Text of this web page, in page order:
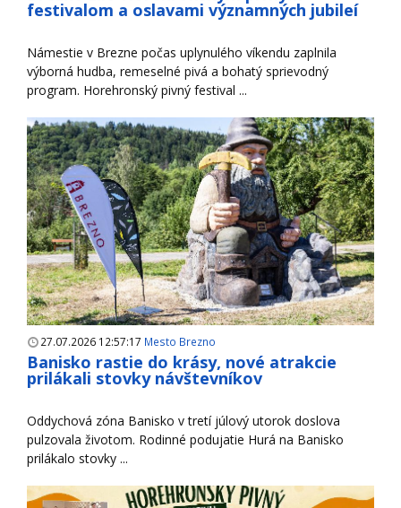
festivalom a oslavami významných jubileí
Námestie v Brezne počas uplynulého víkendu zaplnila
výborná hudba, remeselné pivá a bohatý sprievodný
program. Horehronský pivný festival ...
27.07.2026 12:57:17 Mesto Brezno
Banisko rastie do krásy, nové atrakcie
prilákali stovky návštevníkov
Oddychová zóna Banisko v tretí júlový utorok doslova
pulzovala životom. Rodinné podujatie Hurá na Banisko
prilákalo stovky ...